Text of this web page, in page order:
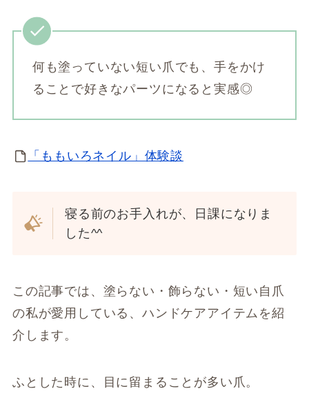
何も塗っていない短い爪でも、手をかけ
ることで好きなパーツになると実感◎
「ももいろネイル」体験談
寝る前のお手入れが、日課になりま
した^^
この記事では、塗らない・飾らない・短い自爪
の私が愛用している、ハンドケアアイテムを紹
介します。
ふとした時に、目に留まることが多い爪。